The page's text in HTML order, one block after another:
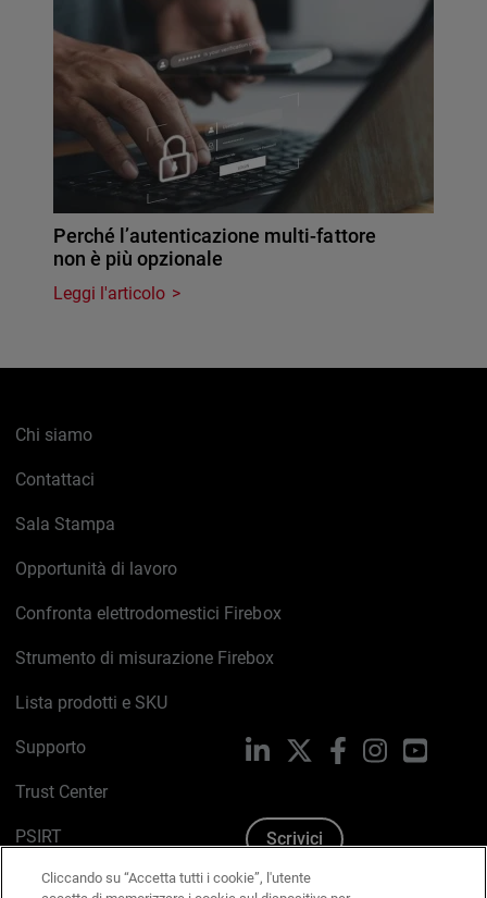
Perché l’autenticazione multi-fattore
non è più opzionale
Leggi l'articolo
Chi siamo
Contattaci
Sala Stampa
Opportunità di lavoro
Confronta elettrodomestici Firebox
Strumento di misurazione Firebox
Lista prodotti e SKU
Supporto
Trust Center
PSIRT
Politica sui cookie
LinkedIn FacebookInstagram
Scrivici
Cliccando su “Accetta tutti i cookie”, l'utente